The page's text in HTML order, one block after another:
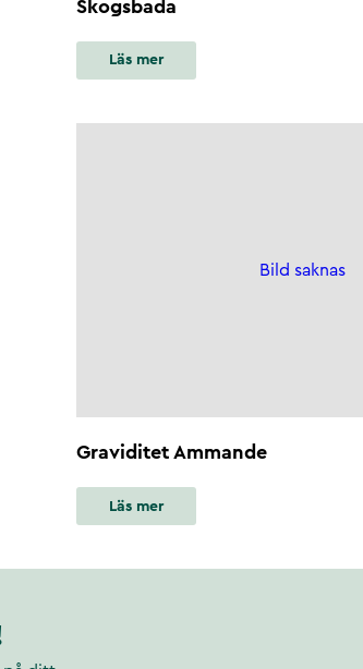
Skogsbada
Läs mer
Bild saknas
Graviditet Ammande
Läs mer